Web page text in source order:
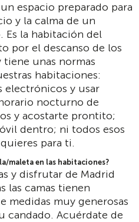
espacio preparado para
y la calma de un
Es la habitación del
por el descanso de los
unas normas
habitaciones:
electrónicos y usar
nocturno de
y acostarte prontito;
dentro; ni todos esos
para ti.
maleta en las habitaciones?
y disfrutar de Madrid
las camas tienen
medidas muy generosas
candado. Acuérdate de